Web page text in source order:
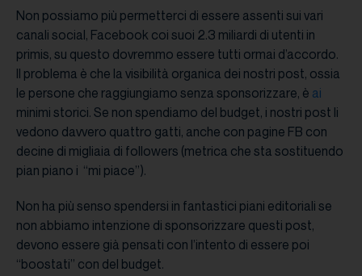
Non possiamo più permetterci di essere assenti sui vari
canali social, Facebook coi suoi 2.3 miliardi di utenti in
primis, su questo dovremmo essere tutti ormai d’accordo.
Il problema è che la visibilità organica dei nostri post, ossia
le persone che raggiungiamo senza sponsorizzare, è ai
minimi storici. Se non spendiamo del budget, i nostri post li
vedono davvero quattro gatti, anche con pagine FB con
decine di migliaia di followers (metrica che sta sostituendo
pian piano i “mi piace”).
Non ha più senso spendersi in fantastici piani editoriali se
non abbiamo intenzione di sponsorizzare questi post,
devono essere già pensati con l’intento di essere poi
“boostati” con del budget.